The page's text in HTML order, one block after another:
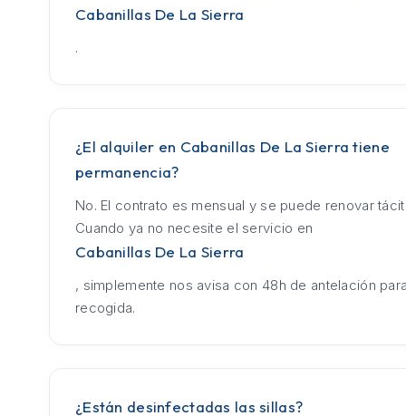
Cabanillas De La Sierra
.
¿El alquiler en Cabanillas De La Sierra tiene
permanencia?
No. El contrato es mensual y se puede renovar
Cuando ya no necesite el servicio en
Cabanillas De La Sierra
, simplemente nos avisa con 48h de antelación
recogida.
¿Están desinfectadas las sillas?